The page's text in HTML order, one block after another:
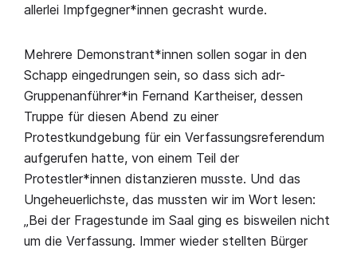
allerlei Impfgegner*innen gecrasht wurde.
Mehrere Demonstrant*innen sollen sogar in den
Schapp eingedrungen sein, so dass sich adr-
Gruppenanführer*in Fernand Kartheiser, dessen
Truppe für diesen Abend zu einer
Protestkundgebung für ein Verfassungsreferendum
aufgerufen hatte, von einem Teil der
Protestler*innen distanzieren musste. Und das
Ungeheuerlichste, das mussten wir im Wort lesen:
„Bei der Fragestunde im Saal ging es bisweilen nicht
um die Verfassung. Immer wieder stellten Bürger